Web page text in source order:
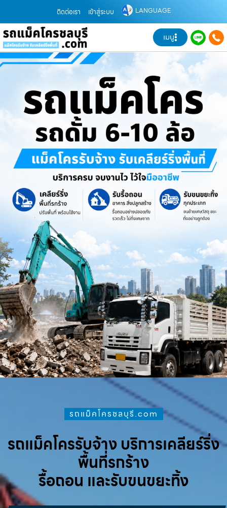
ติดต่อเรา เข้าสู่ระบบ LANGUAGE
เมนู
รถแม็คโครชลบุรี.com
รถแม็คโครรับจ้าง บริการเคลียร์ริ่ง
พื้นที่รกร้าง
รื้อถอน และรับขนขยะทิ้ง